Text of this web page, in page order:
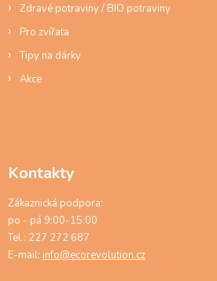
Zdravé potraviny / BIO potraviny
Pro zvířata
Tipy na dárky
Akce
Kontakty
Zákaznická podpora:
po - pá 9:00-15:00
Tel.: 227 272 687
E-mail: info@ecorevolution.cz